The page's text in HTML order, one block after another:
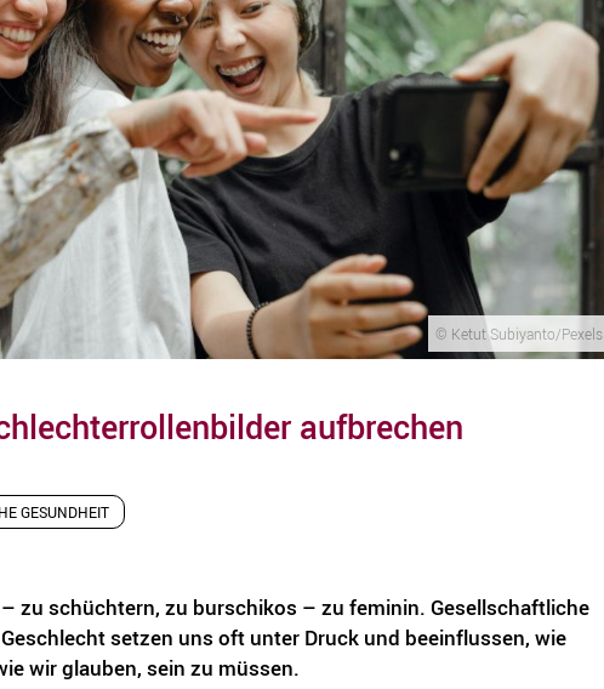
© Ketut Subiyanto/Pexels
aufbrechen
GESUNDHEIT
zu schüchtern, zu burschikos – zu feminin. Gesellschaftliche
setzen uns oft unter Druck und beeinflussen, wie
wir glauben, sein zu müssen.